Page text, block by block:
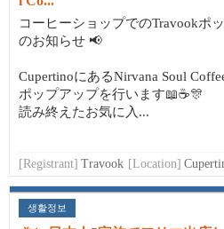
コーヒーショップでのTravookポ
のお知らせ 📢
CupertinoにあるNirvana Soul
ポップアップを行います📖☕🎊
読み終えたお気に入...
[Registrant] Travook [Location]
생활정보